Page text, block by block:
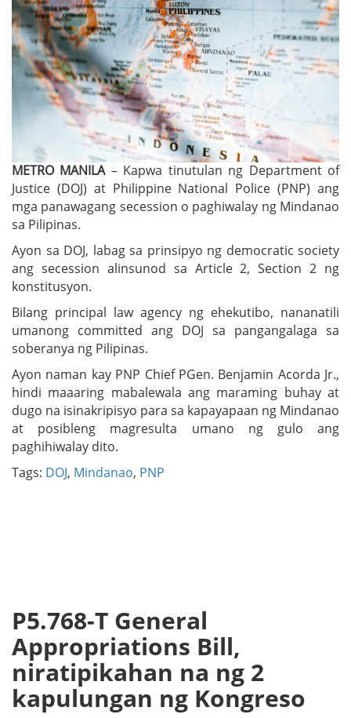
METRO MANILA– Kapwa tinutulan ng Department of
Justice (DOJ) at Philippine National Police (PNP) ang
mga panawagang secession o paghiwalay ng Mindanao
sa Pilipinas.
Ayon sa DOJ, labag sa prinsipyo ng democratic society
ang secession alinsunod sa Article 2, Section 2 ng
konstitusyon.
Bilang principal law agency ng ehekutibo, nananatili
umanong committed ang DOJ sa pangangalaga sa
soberanya ng Pilipinas.
Ayon naman kay PNP Chief PGen. Benjamin Acorda Jr.,
hindi maaaring mabalewala ang maraming buhay at
dugo na isinakripisyo para sa kapayapaan ng Mindanao
at posibleng magresulta umano ng gulo ang
paghihiwalay dito.
Tags: DOJ, Mindanao, PNP
P5.768-T General
Appropriations Bill,
niratipikahan na ng 2
kapulungan ng Kongreso